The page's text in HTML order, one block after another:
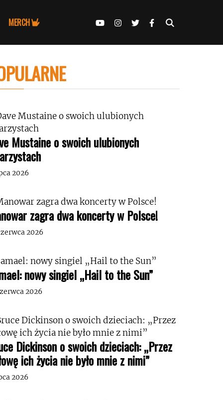
MERCH
Mustaine o swoich ulubionych
2026
zagra dwa koncerty w Polsce!
2026
nowy singiel „Hail to the Sun”
2026
Dickinson o swoich dzieciach: „Przez
ich życia nie było mnie z nimi”
2026